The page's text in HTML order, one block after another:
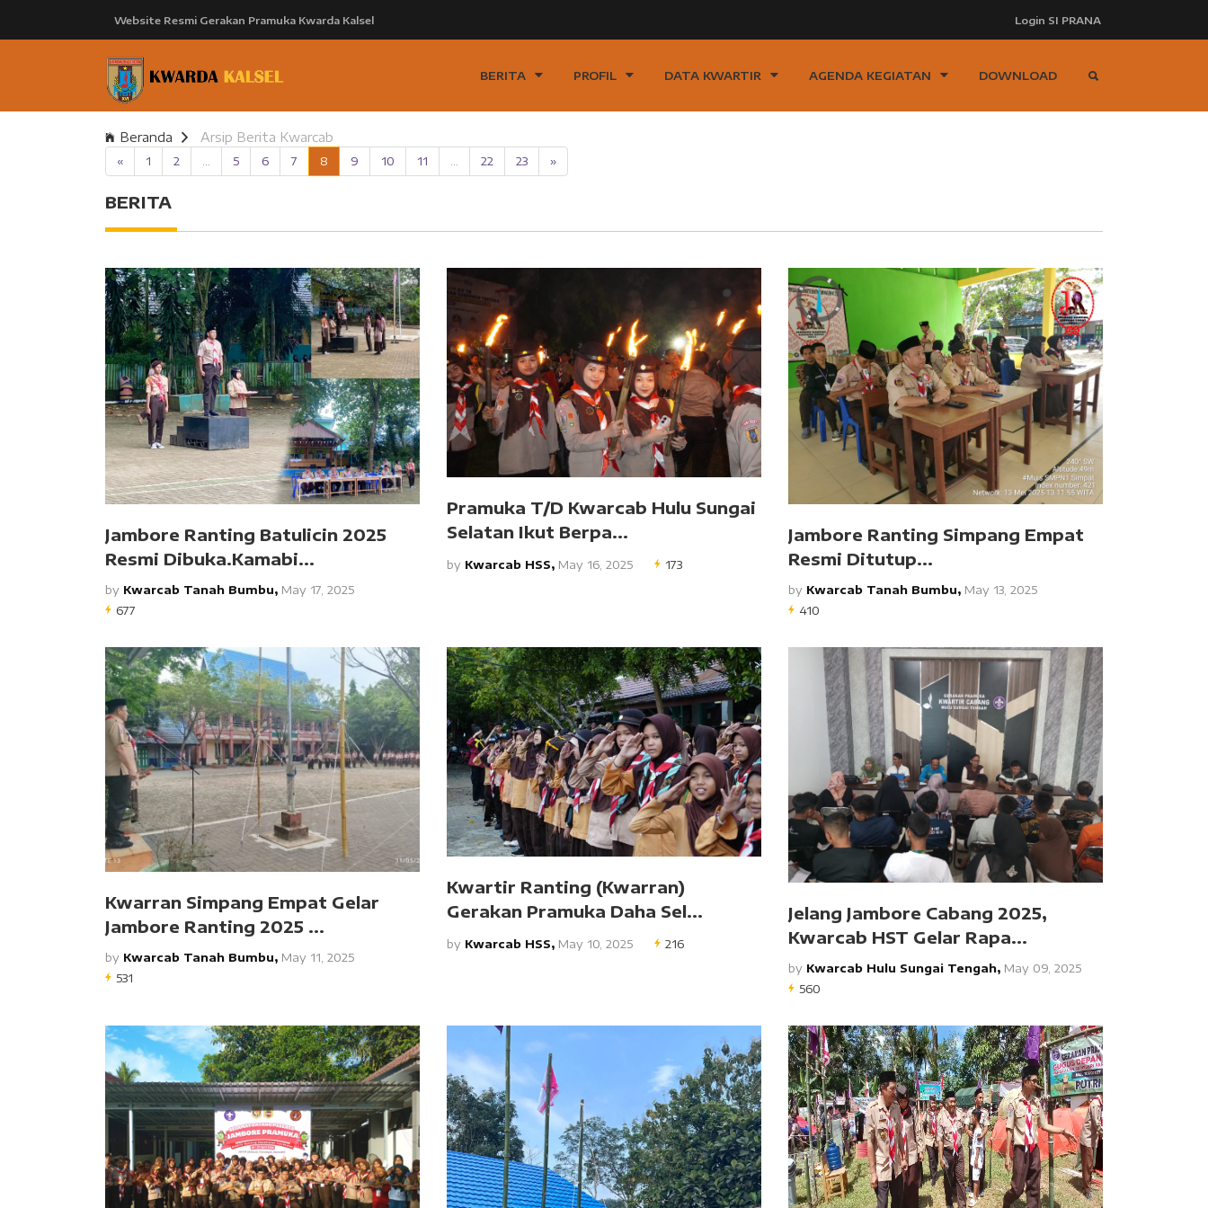
Website Resmi Gerakan Pramuka Kwarda Kalsel Login SI PRANA
BERITA PROFIL DATA KWARTIR AGENDA KEGIATAN DOWNLOAD
Beranda Arsip Berita Kwarcab
« 1 2 5 6 7 8 9 10 11 22 23 »
BERITA
Jambore Ranting Batulicin 2025
Resmi Dibuka.Kamabi...
by Kwarcab Tanah Bumbu, May 17, 2025
677
Pramuka T/D Kwarcab Hulu Sungai
Selatan Ikut Berpa...
by Kwarcab HSS, May 16, 2025 173
Jambore Ranting Simpang Empat
Resmi Ditutup...
by Kwarcab Tanah Bumbu, May 13, 2025
410
Kwarran Simpang Empat Gelar
Jambore Ranting 2025 ...
by Kwarcab Tanah Bumbu, May 11, 2025
531
Kwartir Ranting (Kwarran)
Gerakan Pramuka Daha Sel...
by Kwarcab HSS, May 10, 2025 216
Jelang Jambore Cabang 2025,
Kwarcab HST Gelar Rapa...
by Kwarcab Hulu Sungai Tengah, May 09, 2025
560